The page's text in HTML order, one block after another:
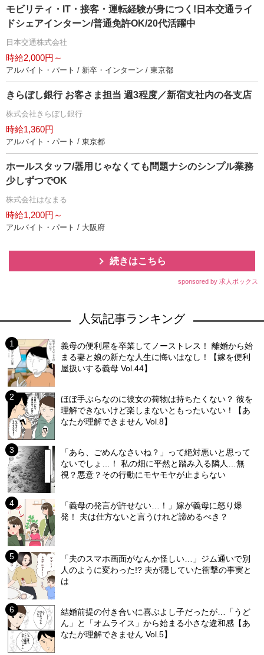
モビリティ・IT・接客・運転経験が身につく!日本交通ライ
ドシェアインターン/普通免許OK/20代活躍中
日本交通株式会社
時給2,000円～
アルバイト・パート / 新卒・インターン / 東京都
きらぼし銀行 お客さま担当 週3程度／新宿支社内の各支店
株式会社きらぼし銀行
時給1,360円
アルバイト・パート / 東京都
ホールスタッフ/器用じゃなくても問題ナシのシンプル業務
少しずつでOK
株式会社はなまる
時給1,200円～
アルバイト・パート / 大阪府
続きはこちら
sponsored by 求人ボックス
人気記事ランキング
義母の便利屋を卒業してノーストレス！ 離婚から始
まる妻と娘の新たな人生に悔いはなし！【嫁を便利
屋扱いする義母 Vol.44】
ほぼ手ぶらなのに彼女の荷物は持ちたくない？ 彼を
理解できないけど楽しまないともったいない！【あ
なたが理解できません Vol.8】
「あら、ごめんなさいね？」って絶対悪いと思って
ないでしょ…！ 私の畑に平然と踏み入る隣人…無
視？悪意？その行動にモヤモヤが止まらない
「義母の発言が許せない…！」嫁が義母に怒り爆
発！ 夫は仕方ないと言うけれど諦めるべき？
「夫のスマホ画面がなんか怪しい…」ジム通いで別
人のように変わった!? 夫が隠していた衝撃の事実と
は
結婚前提の付き合いに喜ぶよし子だったが…「うど
ん」と「オムライス」から始まる小さな違和感【あ
なたが理解できません Vol.5】